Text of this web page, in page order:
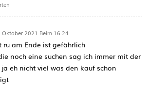
Oktober 2021 Beim 16:24
ru am Ende ist gefährlich
noch eine suchen sag ich immer mit der
eh nicht viel was den kauf schon